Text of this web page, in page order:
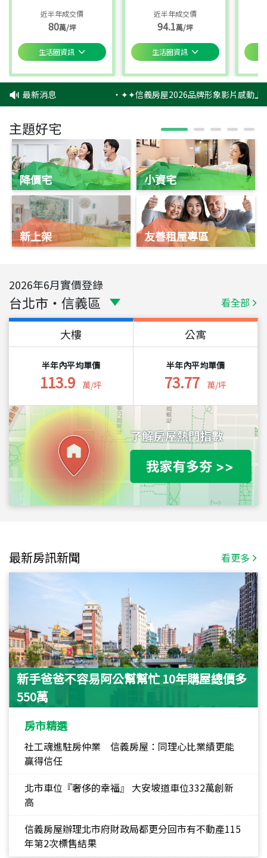
近半年成交價
80萬/坪
生活圈資訊
近半年成交價
94.1萬/坪
生活圈資訊
最新消息 ‧✦✦信義房屋2026品牌形象影片感動上
主題好宅
降價宅
新上架
小資宅
友善租屋專區
2026年6月實價登錄
台北市 ・ 信義區 看全部
大樓
半年內平均單價
113.9 萬/坪
公寓
半年內平均單價
73.77 萬/坪
最新房訊新聞 看更多
新手爸爸不容易阿公幫幫忙 10年購屋總價多
550萬
房市精選
社工魂進駐房仲業 信義房屋：同理心比業績更能
贏得信任
北市車位『奢侈的幸福』 大安坡道車位332萬創新
高
信義房屋辦理北市府財政局都更分回市有不動產115
年第2次標售結果